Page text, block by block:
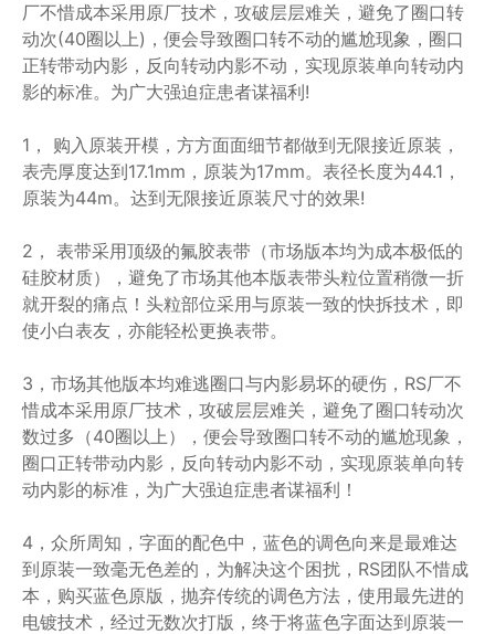
厂不惜成本采用原厂技术，攻破层层难关，避免了圈口转
动次(40圈以上)，便会导致圈口转不动的尴尬现象，圈口
正转带动内影，反向转动内影不动，实现原装单向转动内
影的标准。为广大强迫症患者谋福利!
1， 购入原装开模，方方面面细节都做到无限接近原装，
表壳厚度达到17.1mm，原装为17mm。表径长度为44.1，
原装为44m。达到无限接近原装尺寸的效果!
2， 表带采用顶级的氟胶表带（市场版本均为成本极低的
硅胶材质），避免了市场其他本版表带头粒位置稍微一折
就开裂的痛点！头粒部位采用与原装一致的快拆技术，即
使小白表友，亦能轻松更换表带。
3，市场其他版本均难逃圈口与内影易坏的硬伤，RS厂不
惜成本采用原厂技术，攻破层层难关，避免了圈口转动次
数过多（40圈以上），便会导致圈口转不动的尴尬现象，
圈口正转带动内影，反向转动内影不动，实现原装单向转
动内影的标准，为广大强迫症患者谋福利！
4，众所周知，字面的配色中，蓝色的调色向来是最难达
到原装一致毫无色差的，为解决这个困扰，RS团队不惜成
本，购买蓝色原版，抛弃传统的调色方法，使用最先进的
电镀技术，经过无数次打版，终于将蓝色字面达到原装一